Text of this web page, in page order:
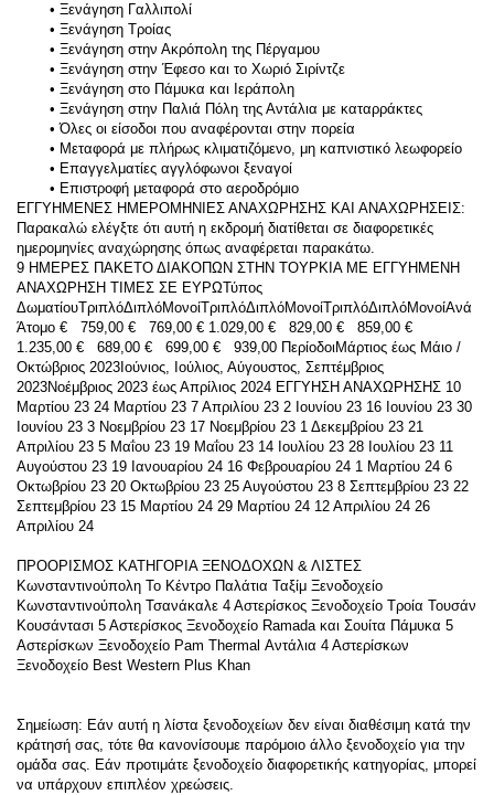
Ξενάγηση Γαλλιπολί
Ξενάγηση Τροίας
Ξενάγηση στην Ακρόπολη της Πέργαμου
Ξενάγηση στην Έφεσο και το Χωριό Σιρίντζε
Ξενάγηση στο Πάμυκα και Ιεράπολη
Ξενάγηση στην Παλιά Πόλη της Αντάλια με καταρράκτες
Όλες οι είσοδοι που αναφέρονται στην πορεία
Μεταφορά με πλήρως κλιματιζόμενο, μη καπνιστικό λεωφορείο
Επαγγελματίες αγγλόφωνοι ξεναγοί
Επιστροφή μεταφορά στο αεροδρόμιο
ΕΓΓΥΗΜΕΝΕΣ ΗΜΕΡΟΜΗΝΙΕΣ ΑΝΑΧΩΡΗΣΗΣ ΚΑΙ ΑΝΑΧΩΡΗΣΕΙΣ:
Παρακαλώ ελέγξτε ότι αυτή η εκδρομή διατίθεται σε διαφορετικές
ημερομηνίες αναχώρησης όπως αναφέρεται παρακάτω.
9 ΗΜΕΡΕΣ ΠΑΚΕΤΟ ΔΙΑΚΟΠΩΝ ΣΤΗΝ ΤΟΥΡΚΙΑ ΜΕ ΕΓΓΥΗΜΕΝΗ
ΑΝΑΧΩΡΗΣΗ ΤΙΜΕΣ ΣΕ ΕΥΡΩΤύπος
ΔωματίουΤριπλόΔιπλόΜονοίΤριπλόΔιπλόΜονοίΤριπλόΔιπλόΜονοίΑνά
Άτομο €   759,00 €   769,00 € 1.029,00 €   829,00 €   859,00 €
1.235,00 €   689,00 €   699,00 €   939,00 ΠερίοδοιΜάρτιος έως Μάιο /
Οκτώβριος 2023Ιούνιος, Ιούλιος, Αύγουστος, Σεπτέμβριος
2023Νοέμβριος 2023 έως Απρίλιος 2024 ΕΓΓΥΗΣΗ ΑΝΑΧΩΡΗΣΗΣ 10
Μαρτίου 23 24 Μαρτίου 23 7 Απριλίου 23 2 Ιουνίου 23 16 Ιουνίου 23 30
Ιουνίου 23 3 Νοεμβρίου 23 17 Νοεμβρίου 23 1 Δεκεμβρίου 23 21
Απριλίου 23 5 Μαΐου 23 19 Μαΐου 23 14 Ιουλίου 23 28 Ιουλίου 23 11
Αυγούστου 23 19 Ιανουαρίου 24 16 Φεβρουαρίου 24 1 Μαρτίου 24 6
Οκτωβρίου 23 20 Οκτωβρίου 23 25 Αυγούστου 23 8 Σεπτεμβρίου 23 22
Σεπτεμβρίου 23 15 Μαρτίου 24 29 Μαρτίου 24 12 Απριλίου 24 26
Απριλίου 24
ΠΡΟΟΡΙΣΜΟΣ ΚΑΤΗΓΟΡΙΑ ΞΕΝΟΔΟΧΩΝ & ΛΙΣΤΕΣ
Κωνσταντινούπολη Το Κέντρο Παλάτια Ταξίμ Ξενοδοχείο
Κωνσταντινούπολη Τσανάκαλε 4 Αστερίσκος Ξενοδοχείο Τροία Τουσάν
Κουσάντασι 5 Αστερίσκος Ξενοδοχείο Ramada και Σουίτα Πάμυκα 5
Αστερίσκων Ξενοδοχείο Pam Thermal Αντάλια 4 Αστερίσκων
Ξενοδοχείο Best Western Plus Khan
Σημείωση: Εάν αυτή η λίστα ξενοδοχείων δεν είναι διαθέσιμη κατά την
κράτησή σας, τότε θα κανονίσουμε παρόμοιο άλλο ξενοδοχείο για την
ομάδα σας. Εάν προτιμάτε ξενοδοχείο διαφορετικής κατηγορίας, μπορεί
να υπάρχουν επιπλέον χρεώσεις.